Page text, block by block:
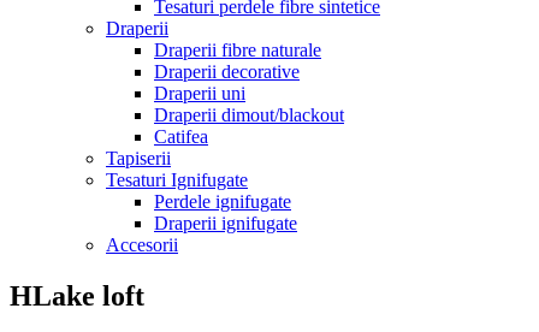
Tesaturi perdele fibre sintetice
Draperii
Draperii fibre naturale
Draperii decorative
Draperii uni
Draperii dimout/blackout
Catifea
Tapiserii
Tesaturi Ignifugate
Perdele ignifugate
Draperii ignifugate
Accesorii
HLake loft